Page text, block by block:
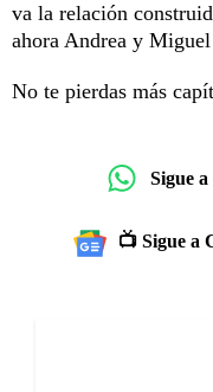
va la relación
ahora Andrea y
No te pierdas más
Sigue
📺 Sigue a